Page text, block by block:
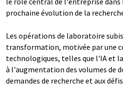
prochaine évolution de la
Les opérations de laboratoire
transformation, motivée par une
technologiques, telles que l'IA et
à l'augmentation des volumes de
demandes de recherche et aux